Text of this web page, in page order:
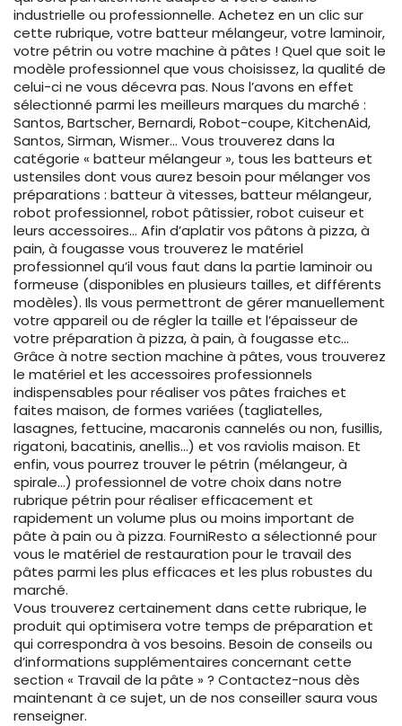
industrielle ou professionnelle. Achetez en un clic sur
cette rubrique, votre batteur mélangeur, votre laminoir,
votre pétrin ou votre machine à pâtes ! Quel que soit le
modèle professionnel que vous choisissez, la qualité de
celui-ci ne vous décevra pas. Nous l’avons en effet
sélectionné parmi les meilleurs marques du marché :
Santos, Bartscher, Bernardi, Robot-coupe, KitchenAid,
Santos, Sirman, Wismer… Vous trouverez dans la
catégorie « batteur mélangeur », tous les batteurs et
ustensiles dont vous aurez besoin pour mélanger vos
préparations : batteur à vitesses, batteur mélangeur,
robot professionnel, robot pâtissier, robot cuiseur et
leurs accessoires… Afin d’aplatir vos pâtons à pizza, à
pain, à fougasse vous trouverez le matériel
professionnel qu’il vous faut dans la partie laminoir ou
formeuse (disponibles en plusieurs tailles, et différents
modèles). Ils vous permettront de gérer manuellement
votre appareil ou de régler la taille et l’épaisseur de
votre préparation à pizza, à pain, à fougasse etc…
Grâce à notre section machine à pâtes, vous trouverez
le matériel et les accessoires professionnels
indispensables pour réaliser vos pâtes fraiches et
faites maison, de formes variées (tagliatelles,
lasagnes, fettucine, macaronis cannelés ou non, fusillis,
rigatoni, bacatinis, anellis…) et vos raviolis maison. Et
enfin, vous pourrez trouver le pétrin (mélangeur, à
spirale…) professionnel de votre choix dans notre
rubrique pétrin pour réaliser efficacement et
rapidement un volume plus ou moins important de
pâte à pain ou à pizza. FourniResto a sélectionné pour
vous le matériel de restauration pour le travail des
pâtes parmi les plus efficaces et les plus robustes du
marché.
Vous trouverez certainement dans cette rubrique, le
produit qui optimisera votre temps de préparation et
qui correspondra à vos besoins. Besoin de conseils ou
d’informations supplémentaires concernant cette
section « Travail de la pâte » ? Contactez-nous dès
maintenant à ce sujet, un de nos conseiller saura vous
renseigner.